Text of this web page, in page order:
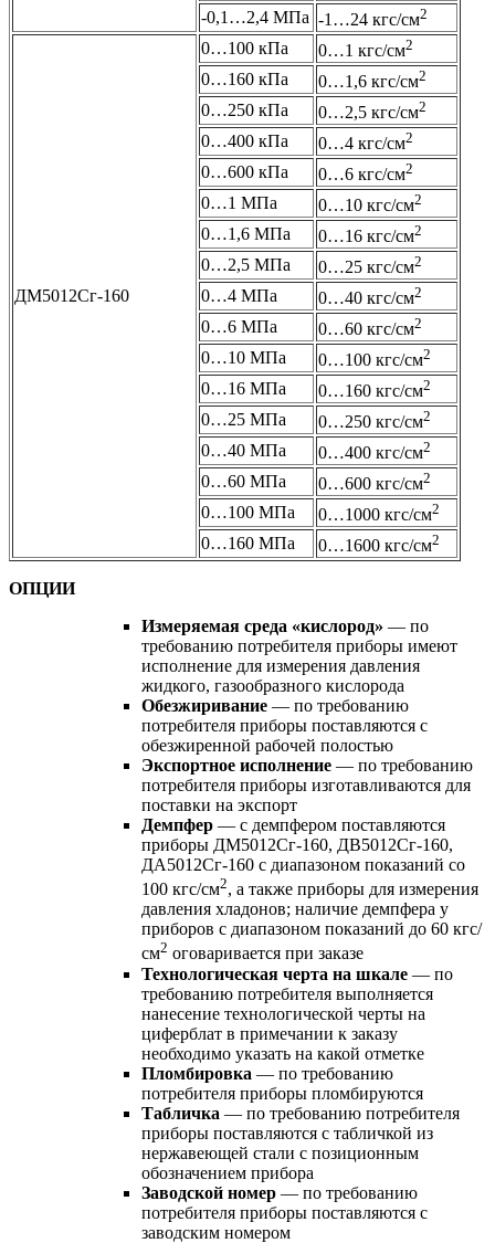
-0,1…2,4 МПа -1…24 кгс/см2
ДМ5012Сг-160
0…100 кПа 0…1 кгс/см2
0…160 кПа 0…1,6 кгс/см2
0…250 кПа 0…2,5 кгс/см2
0…400 кПа 0…4 кгс/см2
0…600 кПа 0…6 кгс/см2
0…1 МПа 0…10 кгс/см2
0…1,6 МПа 0…16 кгс/см2
0…2,5 МПа 0…25 кгс/см2
0…4 МПа 0…40 кгс/см2
0…6 МПа 0…60 кгс/см2
0…10 МПа 0…100 кгс/см2
0…16 МПа 0…160 кгс/см2
0…25 МПа 0…250 кгс/см2
0…40 МПа 0…400 кгс/см2
0…60 МПа 0…600 кгс/см2
0…100 МПа 0…1000 кгс/см2
0…160 МПа 0…1600 кгс/см2
ОПЦИИ
Измеряемая среда «кислород» — по
требованию потребителя приборы имеют
исполнение для измерения давления
жидкого, газообразного кислорода
Обезжиривание — по требованию
потребителя приборы поставляются с
обезжиренной рабочей полостью
Экспортное исполнение — по требованию
потребителя приборы изготавливаются для
поставки на экспорт
Демпфер — с демпфером поставляются
приборы ДМ5012Сг-160, ДВ5012Сг-160,
ДА5012Сг-160 с диапазоном показаний со
100 кгс/см2, а также приборы для измерения
давления хладонов; наличие демпфера у
приборов с диапазоном показаний до 60 кгс/
см2 оговаривается при заказе
Технологическая черта на шкале — по
требованию потребителя выполняется
нанесение технологической черты на
циферблат в примечании к заказу
необходимо указать на какой отметке
Пломбировка — по требованию
потребителя приборы пломбируются
Табличка — по требованию потребителя
приборы поставляются с табличкой из
нержавеющей стали с позиционным
обозначением прибора
Заводской номер — по требованию
потребителя приборы поставляются с
заводским номером